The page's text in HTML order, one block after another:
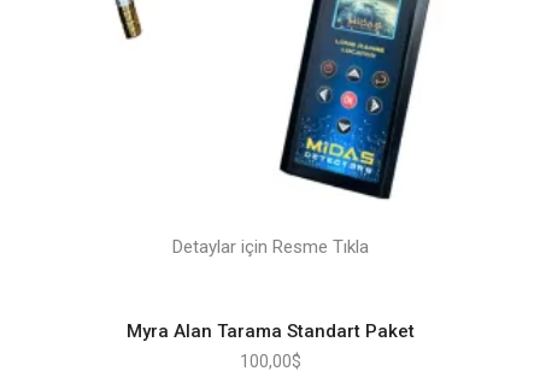
Detaylar için Resme Tıkla
Myra Alan Tarama Standart Paket
100,00$